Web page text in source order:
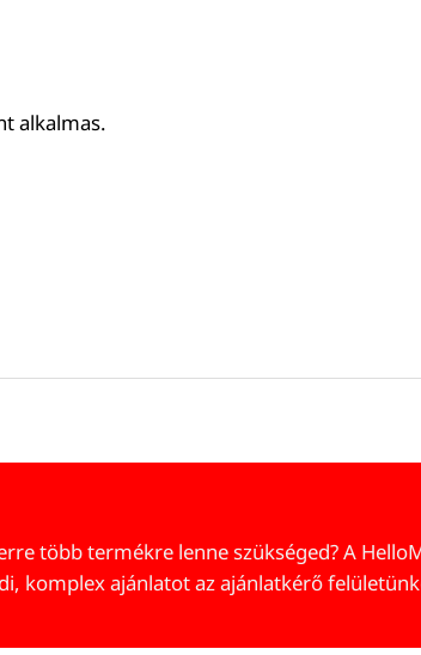
alkalmas.
több termékre lenne szükséged? A
komplex ajánlatot az ajánlatkérő